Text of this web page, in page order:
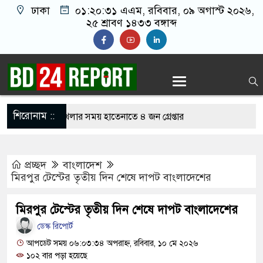
ঢাকা ০১:২০:৩২ এএম, রবিবার, ০৯ অগাস্ট ২০২৬,
২৫ শ্রাবণ ১৪৩৩ বঙ্গাব্দ
শিরোনাম ::
জুয়া খেলার সময় হাতেনাতে ৪ জন গ্রেপ্তার
অমায়িক ব্যবহার পান, জানালেন নারী
প্রচ্ছদ
বাংলাদেশ
মিরপুর টেস্টের তৃতীয় দিন শেষে দাপট বাংলাদেশের
মিরপুর টেস্টের তৃতীয় দিন শেষে দাপট বাংলাদেশের
ডেস্ক রিপোর্ট
আপডেট সময় ০৬:০৩:৩৪ অপরাহ্ন, রবিবার, ১০ মে ২০২৬
১০২ বার পড়া হয়েছে